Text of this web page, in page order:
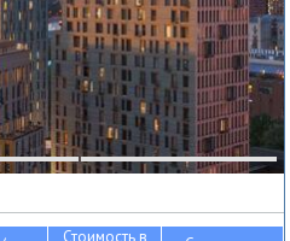
Стоимость в